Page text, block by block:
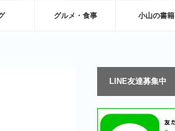
グルメ・食事 小山の書籍
LINE友達募集中